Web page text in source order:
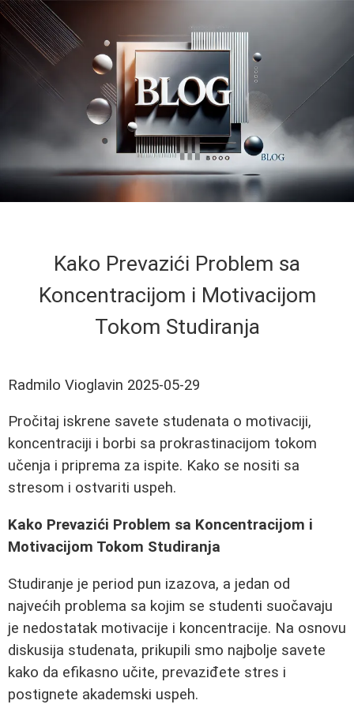
Kako Prevazići Problem sa
Koncentracijom i Motivacijom
Tokom Studiranja
Radmilo Vioglavin 2025-05-29
Pročitaj iskrene savete studenata o motivaciji,
koncentraciji i borbi sa prokrastinacijom tokom
učenja i priprema za ispite. Kako se nositi sa
stresom i ostvariti uspeh.
Kako Prevazići Problem sa Koncentracijom i
Motivacijom Tokom Studiranja
Studiranje je period pun izazova, a jedan od
najvećih problema sa kojim se studenti suočavaju
je nedostatak motivacije i koncentracije. Na osnovu
diskusija studenata, prikupili smo najbolje savete
kako da efikasno učite, prevaziđete stres i
postignete akademski uspeh.